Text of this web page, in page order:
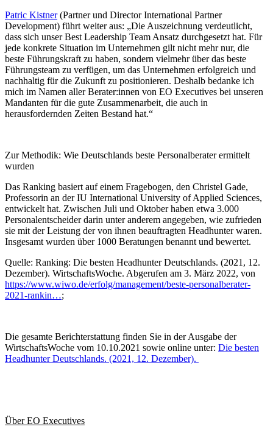
Patric Kistner(Partner und Director International Partner
Development) führt weiter aus: „Die Auszeichnung verdeutlicht,
dass sich unser Best Leadership Team Ansatz durchgesetzt hat. Für
jede konkrete Situation im Unternehmen gilt nicht mehr nur, die
beste Führungskraft zu haben, sondern vielmehr über das beste
Führungsteam zu verfügen, um das Unternehmen erfolgreich und
nachhaltig für die Zukunft zu positionieren. Deshalb bedanke ich
mich im Namen aller Berater:innen von EO Executives bei unseren
Mandanten für die gute Zusammenarbeit, die auch in
herausfordernden Zeiten Bestand hat.“
Zur Methodik: Wie Deutschlands beste Personalberater ermittelt
wurden
Das Ranking basiert auf einem Fragebogen, den Christel Gade,
Professorin an der IU International University of Applied Sciences,
entwickelt hat. Zwischen Juli und Oktober haben etwa 3.000
Personalentscheider darin unter anderem angegeben, wie zufrieden
sie mit der Leistung der von ihnen beauftragten Headhunter waren.
Insgesamt wurden über 1000 Beratungen benannt und bewertet.
Quelle: Ranking: Die besten Headhunter Deutschlands. (2021, 12.
Dezember). WirtschaftsWoche. Abgerufen am 3. März 2022, von
https://www.wiwo.de/erfolg/management/beste-personalberater-
2021-rankin…;
Die gesamte Berichterstattung finden Sie in der Ausgabe der
WirtschaftsWoche vom 10.10.2021 sowie online unter: Die besten
Headhunter Deutschlands. (2021, 12. Dezember).
Über EO Executives